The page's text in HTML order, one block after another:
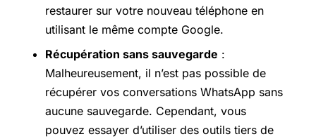
restaurer sur votre nouveau téléphone en
utilisant le même compte Google.
Récupération sans sauvegarde :
Malheureusement, il n’est pas possible de
récupérer vos conversations WhatsApp sans
aucune sauvegarde. Cependant, vous
pouvez essayer d’utiliser des outils tiers de